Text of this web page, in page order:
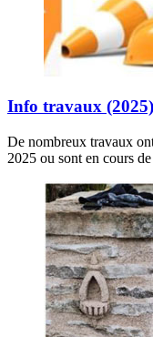
Info travaux (2025)
De nombreux travaux
2025 ou sont en cours